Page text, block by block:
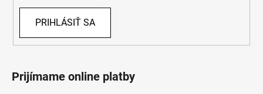
PRIHLÁSIŤ SA
Prijímame online platby